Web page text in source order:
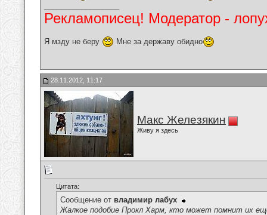
Рекламописец! Модератор -
Я мзду не беру Мне за державу обидно
28.11.2012, 11:17
Макс Железякин
Живу я здесь
Цитата:
Сообщение от владимир лабух
Жалкое подобие Прокл Харм, кто может помнит их